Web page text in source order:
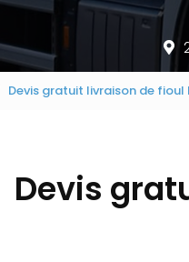
Devis gratuit livraison de fioul
Devis